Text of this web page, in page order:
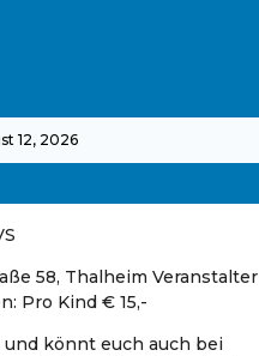
12, 2026
58, Thalheim Veranstalter
Pro Kind € 15,-
könnt euch auch bei